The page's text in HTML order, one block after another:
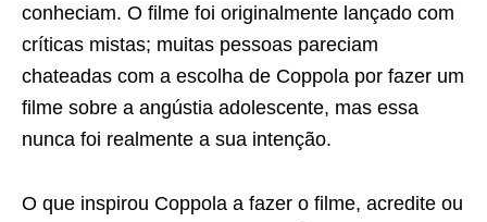
conheciam. O filme foi originalmente lançado com
críticas mistas; muitas pessoas pareciam
chateadas com a escolha de Coppola por fazer um
filme sobre a angústia adolescente, mas essa
nunca foi realmente a sua intenção.
O que inspirou Coppola a fazer o filme, acredite ou